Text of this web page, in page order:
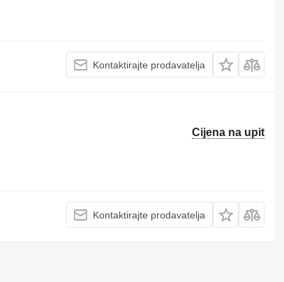
Kontaktirajte prodavatelja
Cijena na upit
Kontaktirajte prodavatelja